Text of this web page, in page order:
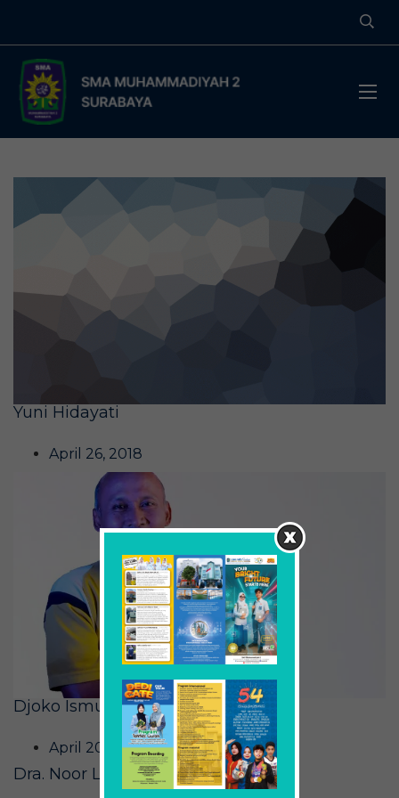
Yuni Hidayati
April 26, 2018
Djoko Ismutoto
April 20, 2018
Dra. Noor Lailiyah, M.M.